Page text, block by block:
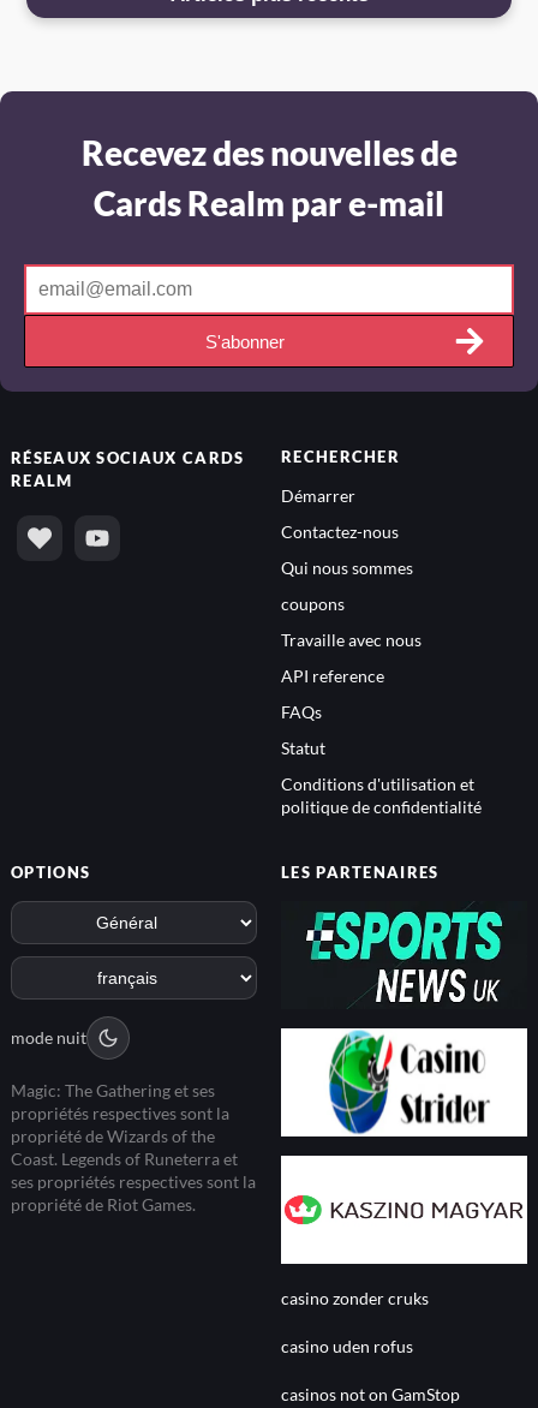
Recevez des nouvelles de
Cards Realm par e-mail
S'abonner
RÉSEAUX SOCIAUX CARDS
REALM
RECHERCHER
Démarrer
Contactez-nous
Qui nous sommes
coupons
Travaille avec nous
API reference
FAQs
Statut
Conditions d'utilisation et
politique de confidentialité
OPTIONS
mode nuit
Magic: The Gathering et ses
propriétés respectives sont la
propriété de Wizards of the
Coast. Legends of Runeterra et
ses propriétés respectives sont la
propriété de Riot Games.
LES PARTENAIRES
casino zonder cruks
casino uden rofus
casinos not on GamStop